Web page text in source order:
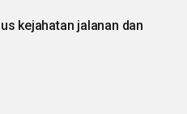
kejahatan jalanan dan